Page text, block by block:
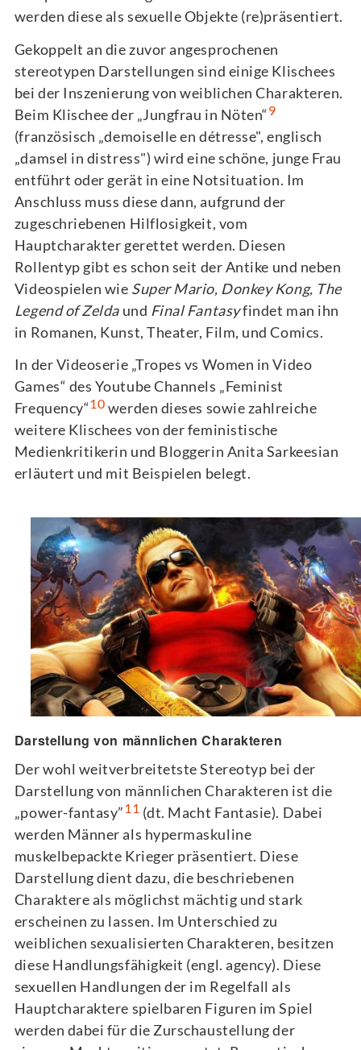
werden diese als sexuelle Objekte (re)präsentiert.
Gekoppelt an die zuvor angesprochenen
stereotypen Darstellungen sind einige Klischees
bei der Inszenierung von weiblichen Charakteren.
Beim Klischee der „Jungfrau in Nöten“9
(französisch „demoiselle en détresse", englisch
„damsel in distress") wird eine schöne, junge Frau
entführt oder gerät in eine Notsituation. Im
Anschluss muss diese dann, aufgrund der
zugeschriebenen Hilflosigkeit, vom
Hauptcharakter gerettet werden. Diesen
Rollentyp gibt es schon seit der Antike und neben
Videospielen wie Super Mario, Donkey Kong, The
Legend of Zelda und Final Fantasyfindet man ihn
in Romanen, Kunst, Theater, Film, und Comics.
In der Videoserie „Tropes vs Women in Video
Games“ des Youtube Channels „Feminist
Frequency“10 werden dieses sowie zahlreiche
weitere Klischees von der feministische
Medienkritikerin und Bloggerin Anita Sarkeesian
erläutert und mit Beispielen belegt.
Darstellung von männlichen Charakteren
Der wohl weitverbreitetste Stereotyp bei der
Darstellung von männlichen Charakteren ist die
„power-fantasy”11 (dt. Macht Fantasie). Dabei
werden Männer als hypermaskuline
muskelbepackte Krieger präsentiert. Diese
Darstellung dient dazu, die beschriebenen
Charaktere als möglichst mächtig und stark
erscheinen zu lassen. Im Unterschied zu
weiblichen sexualisierten Charakteren, besitzen
diese Handlungsfähigkeit (engl. agency). Diese
sexuellen Handlungen der im Regelfall als
Hauptcharaktere spielbaren Figuren im Spiel
werden dabei für die Zurschaustellung der